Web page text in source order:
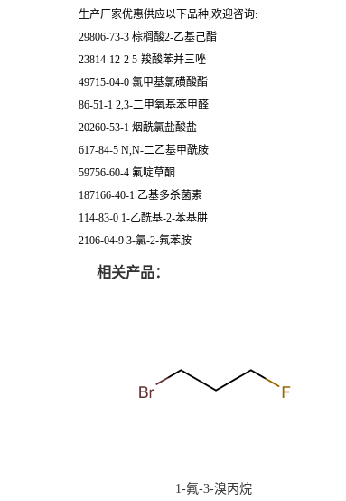
生产厂家优惠供应以下品种,欢迎咨询:
29806-73-3 棕榈酸2-乙基己酯
23814-12-2 5-羧酸苯并三唑
49715-04-0 氯甲基氯磺酸酯
86-51-1 2,3-二甲氧基苯甲醛
20260-53-1 烟酰氯盐酸盐
617-84-5 N,N-二乙基甲酰胺
59756-60-4 氟啶草酮
187166-40-1 乙基多杀菌素
114-83-0 1-乙酰基-2-苯基肼
2106-04-9 3-氯-2-氟苯胺
相关产品：
1-氟-3-溴丙烷